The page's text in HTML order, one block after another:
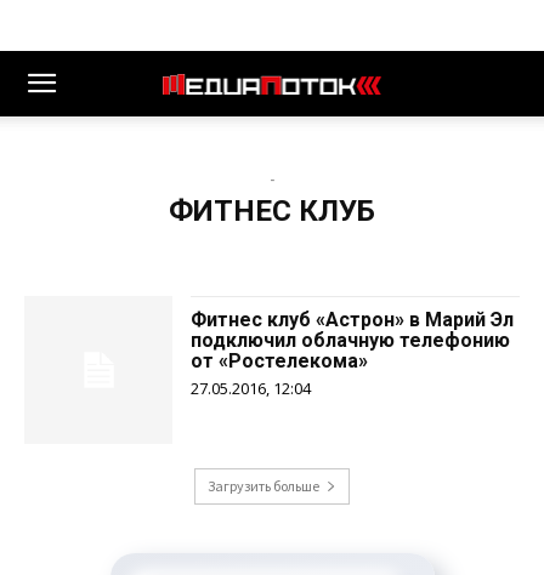
-
ФИТНЕС КЛУБ
Фитнес клуб «Астрон» в Марий Эл
подключил облачную телефонию
от «Ростелекома»
27.05.2016, 12:04
Загрузить больше